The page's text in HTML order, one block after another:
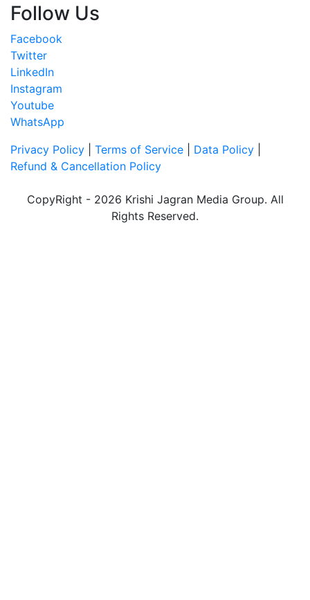
Follow Us
Facebook
Twitter
LinkedIn
Instagram
Youtube
WhatsApp
Privacy Policy
Terms of Service Data Policy
Refund & Cancellation Policy
CopyRight - 2026 Krishi Jagran Media Group. All
Rights Reserved.